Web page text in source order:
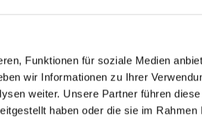
Funktionen für soziale Medien
wir Informationen zu Ihrer
weiter. Unsere Partner führen
haben oder die sie im Rahmen